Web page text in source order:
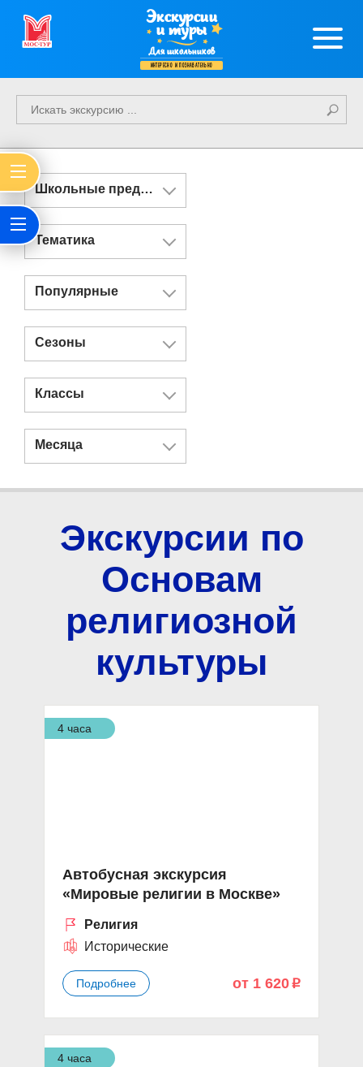
Экскурсии
и туры
Для школьников
интересно и познавательно
Школьные предметы
Тематика
Популярные
Сезоны
Классы
Месяца
Экскурсии по
Основам
религиозной
культуры
4 часа
Автобусная экскурсия
«Мировые религии в Москве»
Религия
Исторические
Подробнее от 1 620 p
4 часа